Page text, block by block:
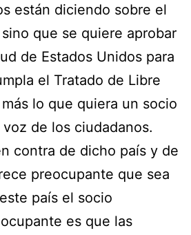
están diciendo sobre el
que se quiere aprobar
de Estados Unidos para
el Tratado de Libre
lo que quiera un socio
de los ciudadanos.
contra de dicho país y de
preocupante que sea
país el socio
es que las